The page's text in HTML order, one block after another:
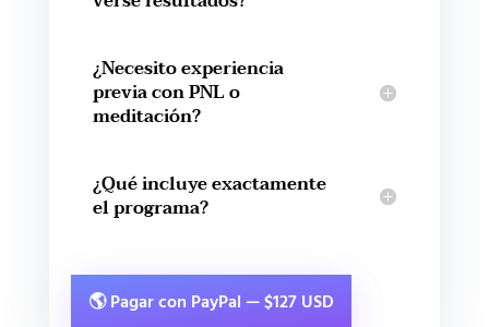
¿Necesito experiencia
previa con PNL o
meditación?
¿Qué incluye exactamente
el programa?
🌎 Pagar con PayPal — $127 USD